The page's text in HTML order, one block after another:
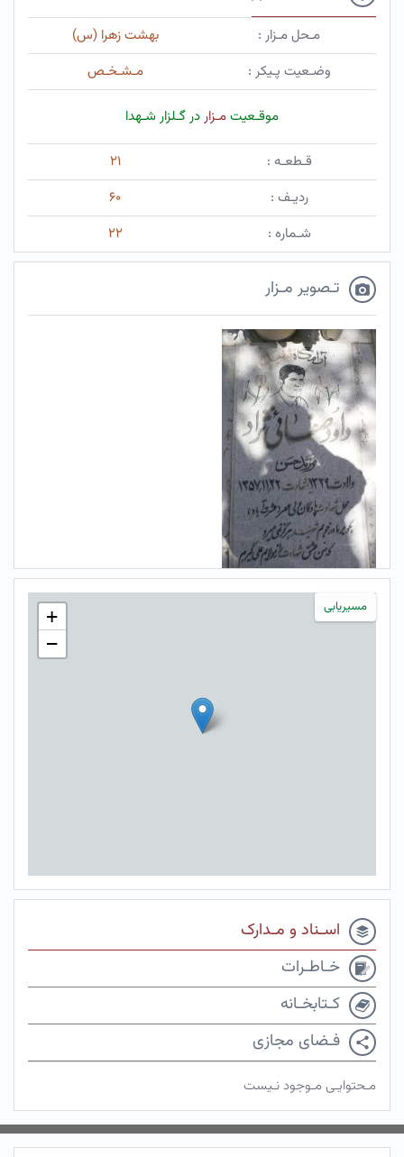
مـحل مـزار :
بهشت زهرا (س)
وضـعیت پـیکر :
مـشـخـص
موقـعیتمـزاردر گـلزار شـهدا
قـطعـه :
۲۱
ردیـف :
۶۰
شـماره :
۲۲
تـصویر مـزار
مسیریابی
+
−
اسـناد و مـدارک
خـاطـرات
کـتابخـانه
فـضای مجازی
مـحتوایـی مـوجود نـیست